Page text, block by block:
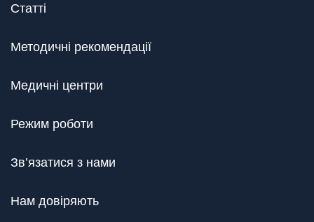
Статті
Методичні рекомендації
Медичні центри
Режим роботи
Зв’язатися з нами
Нам довіряють